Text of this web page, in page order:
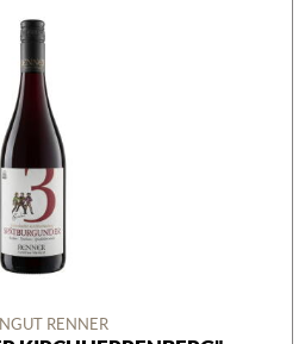
RENNER